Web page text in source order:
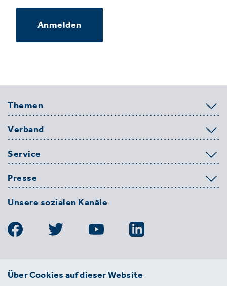
Anmelden
Themen
Verband
Service
Presse
Unsere sozialen Kanäle
BDE
Über Cookies auf dieser Website